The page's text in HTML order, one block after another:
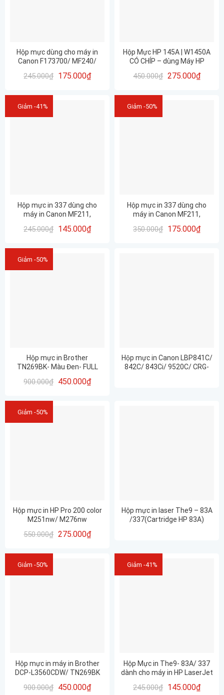
Hộp mực dùng cho máy in
Canon F173700/ MF240/
– CHẤT LƯỢNG- IN ĐẸP
245.000₫ 175.000₫
Hộp Mực HP 145A | W1450A
CÓ CHÍP – dùng Máy HP
The9 Chính Hãng HUIWEI Giá
450.000₫ 275.000₫
Giảm -41%
Hộp mực in 337 dùng cho
máy in Canon MF211,
MF240, MF241D, 247DW 83A
MITSU – CHẤT LƯỢNG- IN
ĐẸP – MỚI 100%
245.000₫ 145.000₫
Giảm -50%
Hộp mực in 337 dùng cho
máy in Canon MF211,
MF240, MF241D, 247DW 83A
350.000₫ 175.000₫
Giảm -50%
Hộp mực in Brother
TN269BK- Màu Đen- FULL
MFC-L8340CDW
900.000₫ 450.000₫
Hộp mực in Canon LBP841C/
842C/ 843Ci/ 9520C/ CRG-
Giảm -50%
Hộp mực in HP Pro 200 color
M251nw/ M276nw
550.000₫ 275.000₫
Hộp mực in laser The9 – 83A
/337(Cartridge HP 83A)
Giảm -50%
Hộp mực in máy in Brother
DCP-L3560CDW/ TN269BK
900.000₫ 450.000₫
Giảm -41%
Hộp Mực in The9- 83A/ 337
dành cho máy in HP LaserJet
MF 151/ 215/ 217 hàng nhập
245.000₫ 145.000₫